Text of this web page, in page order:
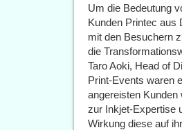
Um die Bedeutung
Kunden Printec aus
mit den Besuchern
die
Taro Aoki, Head of
Print-Events waren
angereisten
zur Inkjet-Expertise
Wirkung diese auf